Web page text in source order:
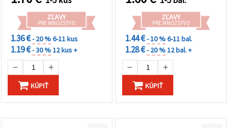
ZĽAVY
PRE MNOŽSTVO
1.36 €- 20 %6-11 kus
1.19 €- 30 %12 kus +
KÚPIŤ
ZĽAVY
PRE MNOŽSTVO
1.44 €- 10 %6-11 bal.
1.28 €- 20 %12 bal. +
KÚPIŤ